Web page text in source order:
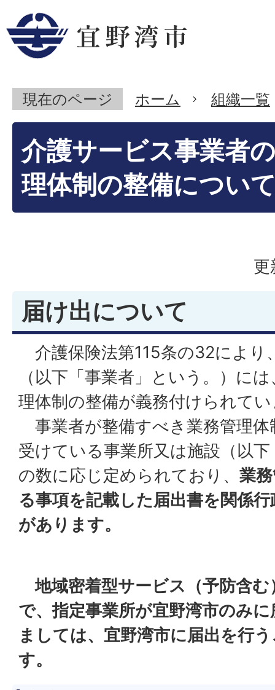
現在のページ ホーム 組織一覧
介護サービス事業者
理体制の整備につい
更
届け出について
介護保険法第115条の32により
（以下「事業者」という。）に
理体制の整備が義務付けられて
事業者が整備すべき業務管理体
受けている事業所又は施設（以
の数に応じ定められており、 業
る事項を記載した届出書を関係
があります。
地域密着型サービス（予防含む
で、指定事業所が宜野湾市のみ
ましては、宜野湾市に届出を行
す。